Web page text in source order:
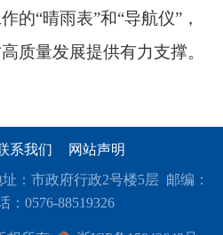
的“晴雨表”和“导航仪”，
质量发展提供有力支撑。
系我们 网站声明
：市政府行政2号楼5层 邮编：
：0576-88519326